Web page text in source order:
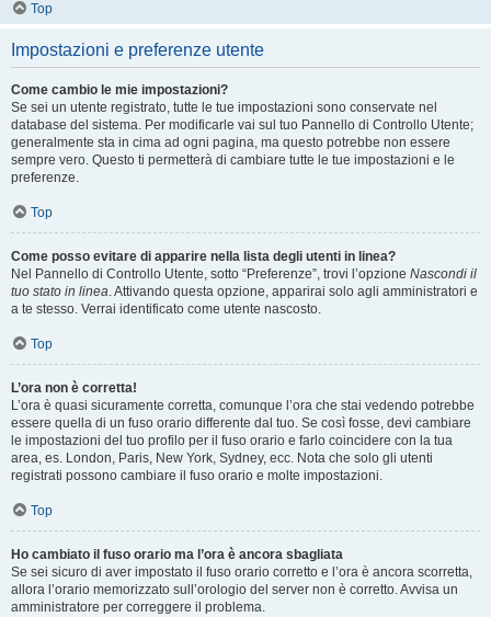
Top
Impostazioni e preferenze utente
Come cambio le mie impostazioni?
Se sei un utente registrato, tutte le tue impostazioni sono conservate nel
database del sistema. Per modificarle vai sul tuo Pannello di Controllo Utente;
generalmente sta in cima ad ogni pagina, ma questo potrebbe non essere
sempre vero. Questo ti permetterà di cambiare tutte le tue impostazioni e le
preferenze.
Top
Come posso evitare di apparire nella lista degli utenti in linea?
Nel Pannello di Controllo Utente, sotto “Preferenze”, trovi l’opzione Nascondi il
tuo stato in linea. Attivando questa opzione, apparirai solo agli amministratori e
a te stesso. Verrai identificato come utente nascosto.
Top
L’ora non è corretta!
L’ora è quasi sicuramente corretta, comunque l’ora che stai vedendo potrebbe
essere quella di un fuso orario differente dal tuo. Se così fosse, devi cambiare
le impostazioni del tuo profilo per il fuso orario e farlo coincidere con la tua
area, es. London, Paris, New York, Sydney, ecc. Nota che solo gli utenti
registrati possono cambiare il fuso orario e molte impostazioni.
Top
Ho cambiato il fuso orario ma l’ora è ancora sbagliata
Se sei sicuro di aver impostato il fuso orario corretto e l’ora è ancora scorretta,
allora l’orario memorizzato sull’orologio del server non è corretto. Avvisa un
amministratore per correggere il problema.